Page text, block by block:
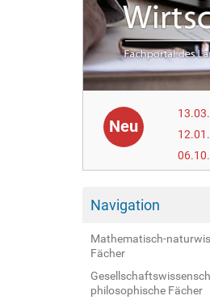
r
:
Neu
Navigation
Mathematisch-
Fächer
philosophische Fächer